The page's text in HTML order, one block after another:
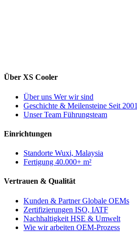
Über XS Cooler
Über uns Wer wir sind
Geschichte & Meilensteine Seit 2001
Unser Team Führungsteam
Einrichtungen
Standorte Wuxi, Malaysia
Fertigung 40.000+ m²
Vertrauen & Qualität
Kunden & PartnerGlobale OEMs
Zertifizierungen ISO, IATF
Nachhaltigkeit HSE & Umwelt
Wie wir arbeiten OEM-Prozess